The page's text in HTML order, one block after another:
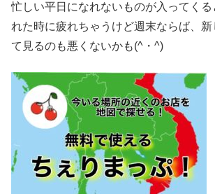
忙しい平日になれないものが入ってく
れた時に疲れちゃうけど週末ならば、
て見るのも悪くないかも(^・^)